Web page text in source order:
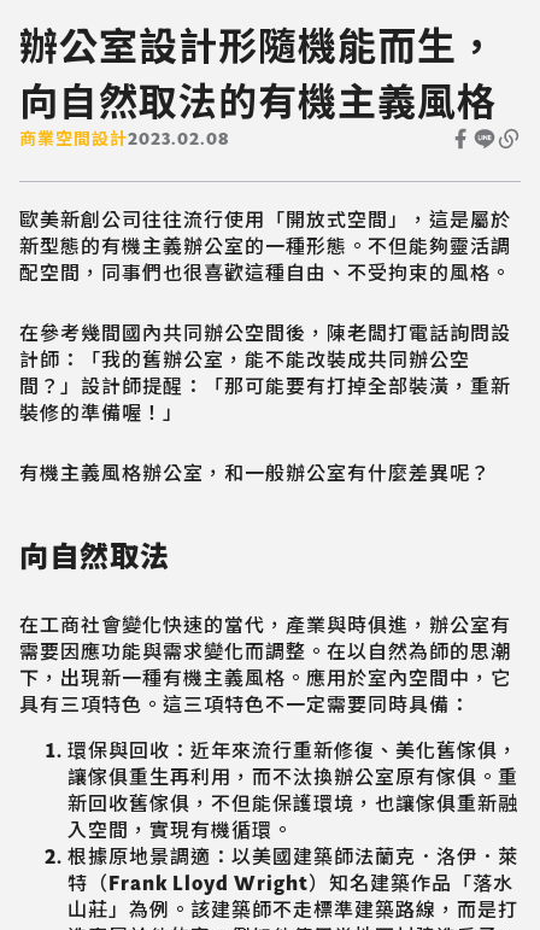
辦公室設計形隨機能而生，
向自然取法的有機主義風格
商業空間設計2023.02.08
歐美新創公司往往流行使用「開放式空間」，這是屬於
新型態的有機主義辦公室的一種形態。不但能夠靈活調
配空間，同事們也很喜歡這種自由、不受拘束的風格。
在參考幾間國內共同辦公空間後，陳老闆打電話詢問設
計師：「我的舊辦公室，能不能改裝成共同辦公空
間？」設計師提醒：「那可能要有打掉全部裝潢，重新
裝修的準備喔！」
有機主義風格辦公室，和一般辦公室有什麼差異呢？
向自然取法
在工商社會變化快速的當代，產業與時俱進，辦公室有
需要因應功能與需求變化而調整。在以自然為師的思潮
下，出現新一種有機主義風格。應用於室內空間中，它
具有三項特色。這三項特色不一定需要同時具備：
環保與回收：近年來流行重新修復、美化舊傢俱，
讓傢俱重生再利用，而不汰換辦公室原有傢俱。重
新回收舊傢俱，不但能保護環境，也讓傢俱重新融
入空間，實現有機循環。
根據原地景調適：以美國建築師法蘭克．洛伊．萊
特（Frank Lloyd Wright）知名建築作品「落水
山莊」為例。該建築師不走標準建築路線，而是打